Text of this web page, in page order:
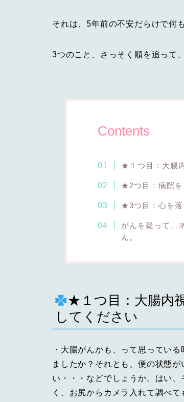
それは、5年前の不安だらけで何
3つのこと、さっそく順を追って
Contents
★１つ目：大腸
★2つ目：病院を
★3つ目：心を落
がんを疑って、
ん。
★１つ目：大腸内
してください
・大腸がんかも、って思ってい
ましたか？それとも、便の状態
い・・・などでしょうか。はい
く、お尻からカメラ入れて調べ